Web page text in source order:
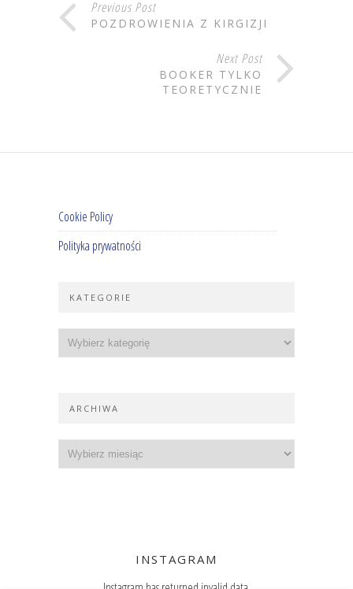
Previous Post
POZDROWIENIA Z KIRGIZJI
Next Post
BOOKER TYLKO
TEORETYCZNIE
Cookie Policy
Polityka prywatności
KATEGORIE
ARCHIWA
INSTAGRAM